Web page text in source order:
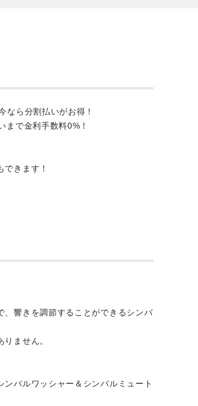
なら分割払いがお得！
まで金利手数料0%！
きます！
、響きを調節することができるシンバ
ません。
バルワッシャー＆シンバルミュート